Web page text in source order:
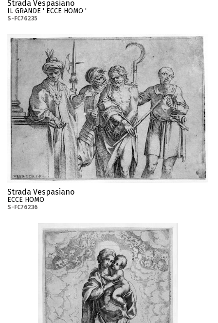
Strada Vespasiano
IL GRANDE ' ECCE HOMO '
S-FC76235
Strada Vespasiano
ECCE HOMO
S-FC76236